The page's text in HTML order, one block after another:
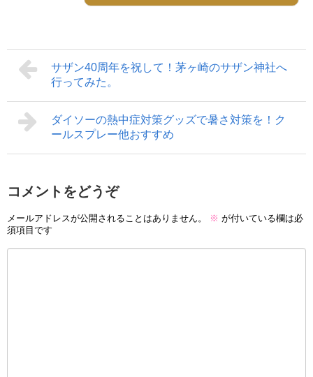
サザン40周年を祝して！茅ヶ崎のサザン神社へ
行ってみた。
ダイソーの熱中症対策グッズで暑さ対策を！ク
ールスプレー他おすすめ
コメントをどうぞ
メールアドレスが公開されることはありません。 ※ が付いている欄は必
須項目です